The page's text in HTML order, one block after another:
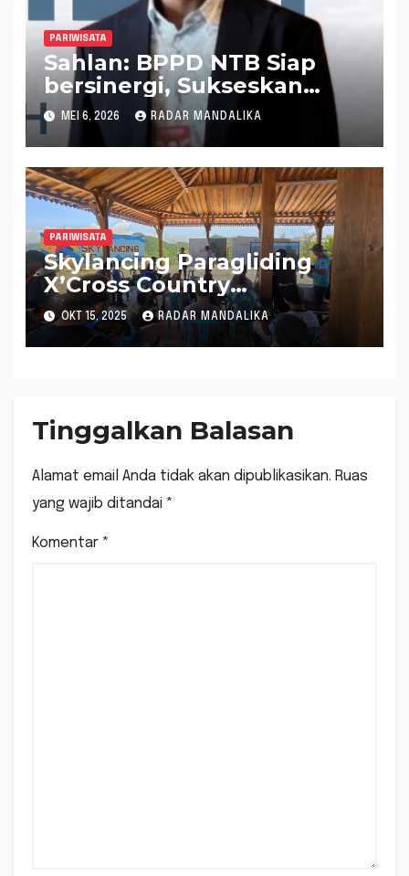
PARIWISATA
Sahlan: BPPD NTB Siap
bersinergi, Sukseskan
Program Pariwisata NTB
MEI 6, 2026 RADAR MANDALIKA
PARIWISATA
Skylancing Paragliding
X’Cross Country
Championship 2025,
Perkuat Eksistensi NTB
Sebagai Daerah Sport
OKT 15, 2025 RADAR MANDALIKA
Tinggalkan Balasan
Alamat email Anda tidak akan dipublikasikan. Ruas
yang wajib ditandai *
Komentar *